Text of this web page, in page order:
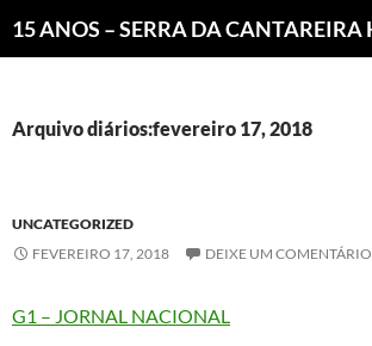
Arquivo diários:fevereiro 17, 2018
UNCATEGORIZED
FEVEREIRO 17, 2018
DEIXE UM COMENTÁRIO
G1 – JORNAL NACIONAL